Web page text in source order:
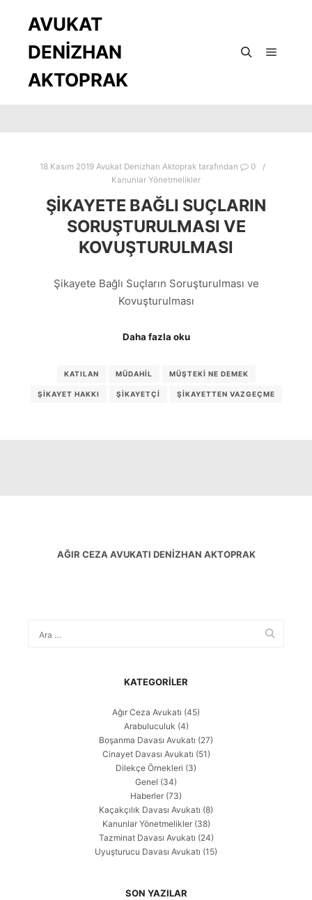
AVUKAT
DENİZHAN
AKTOPRAK
18 Kasım 2019 Avukat Denizhan Aktoprak tarafından
0
Kanunlar Yönetmelikler
ŞIKAYETE BAĞLI SUÇLARIN
SORUŞTURULMASI VE
KOVUŞTURULMASI
Şikayete Bağlı Suçların Soruşturulması ve
Kovuşturulması
Daha fazla oku
KATILAN MÜDAHIL MÜŞTEKI NE DEMEK
ŞIKAYET HAKKI ŞIKAYETÇI ŞIKAYETTEN VAZGEÇME
AĞIR CEZA AVUKATI DENIZHAN AKTOPRAK
KATEGORILER
Ağır Ceza Avukatı (45)
Arabuluculuk (4)
Boşanma Davası Avukatı (27)
Cinayet Davası Avukatı (51)
Dilekçe Örnekleri (3)
Genel (34)
Haberler (73)
Kaçakçılık Davası Avukatı (8)
Kanunlar Yönetmelikler(38)
Tazminat Davası Avukatı (24)
Uyuşturucu Davası Avukatı (15)
SON YAZILAR